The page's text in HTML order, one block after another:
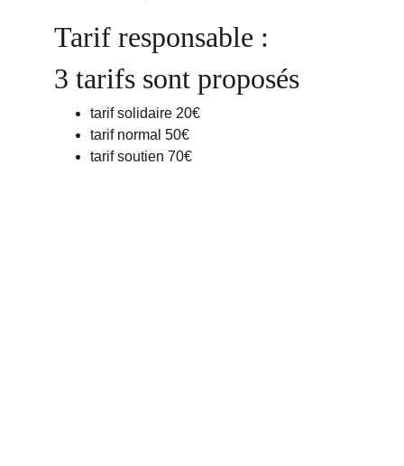
Tarif responsable :
3 tarifs sont proposés
tarif solidaire 20€
tarif normal 50€
tarif soutien 70€